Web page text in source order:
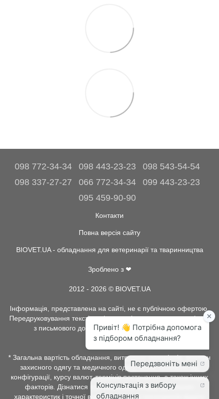
098 772-34-34 098 443-23-23
098 543-54-54
098 337-27-27
066 772-34-34
099 443-23-23
095 459-90-90
Контакти
Повна версія сайту
BIOVET.UA - обладнання для ветеринарії та тваринництва
Зроблено з ❤
2012 - 2026 © BIOVET.UA
Інформація, представлена на сайті, не є публічною офертою.
Передруковування текстів та інше копіювання, можливо тільки
з письмового дозволу адміністрації BIOVET.UA.
* Загальна вартість обладнання, витратних матеріалів, рентген
захисного одягу та медичного одягу, може залежати від
конфігурації, курсу валют, термінів постачання, а також інших
факторів. Дізнатися про наявність товару, детальних
характеристик і точної вартості можна у менеджерів відділу